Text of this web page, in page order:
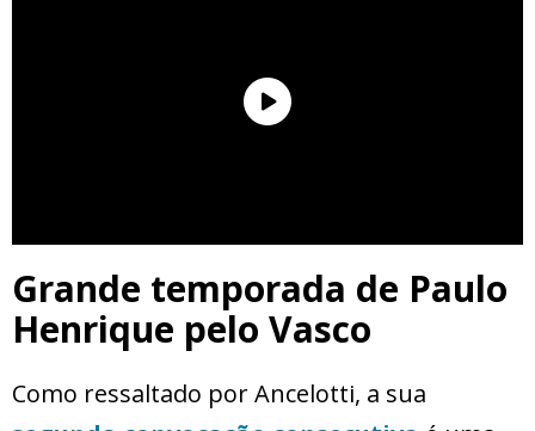
Grande temporada de Paulo
Henrique pelo Vasco
Como ressaltado por Ancelotti, a sua